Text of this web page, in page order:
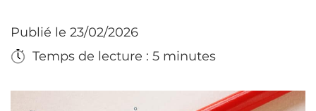
Publié le 23/02/2026
Temps de lecture : 5 minutes